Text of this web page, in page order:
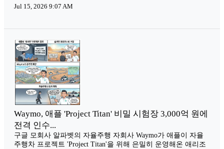
Jul 15, 2026 9:07 AM
Waymo, 애플 'Project Titan' 비밀 시험장 3,000억 원에
전격 인수...
구글 모회사 알파벳의 자율주행 자회사 Waymo가 애플이 자율
주행차 프로젝트 'Project Titan'을 위해 은밀히 운영해온 애리조